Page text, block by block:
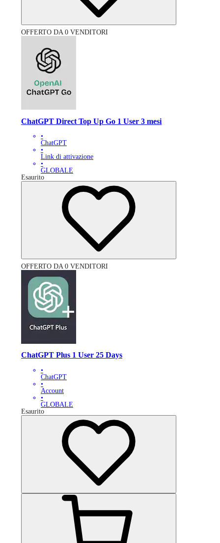
OFFERTO DA 0 VENDITORI
ChatGPT Direct Top Up Go 1 User 3 mesi
•
ChatGPT
•
Link di attivazione
•
GLOBALE
Esaurito
OFFERTO DA 0 VENDITORI
ChatGPT Plus 1 User 25 Days
•
ChatGPT
•
Account
•
GLOBALE
Esaurito